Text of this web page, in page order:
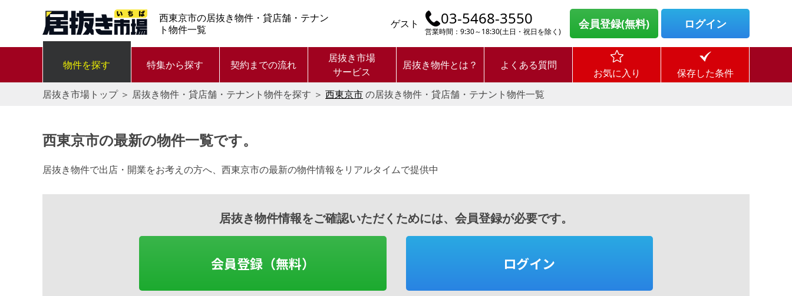
西東京市の居抜き物件・貸店舗・テナン
ト物件一覧
ゲスト 03-5468-3550
営業時間：9:30～18:30(土日・祝日を除く)
会員登録(無料) ログイン
物件を探す 特集から探す 契約までの流れ
居抜き市場
サービス
居抜き物件とは？ よくある質問
お気に入り
保存した条件
居抜き市場トップ＞ 居抜き物件・貸店舗・テナント物件を探す ＞ 西東京市の居抜き物件・貸店舗・テナント物件一覧
西東京市の最新の物件一覧です。
居抜き物件で出店・開業をお考えの方へ、西東京市の最新の物件情報をリアルタイムで提供中
居抜き物件情報をご確認いただくためには、会員登録が必要です。
会員登録（無料） ログイン